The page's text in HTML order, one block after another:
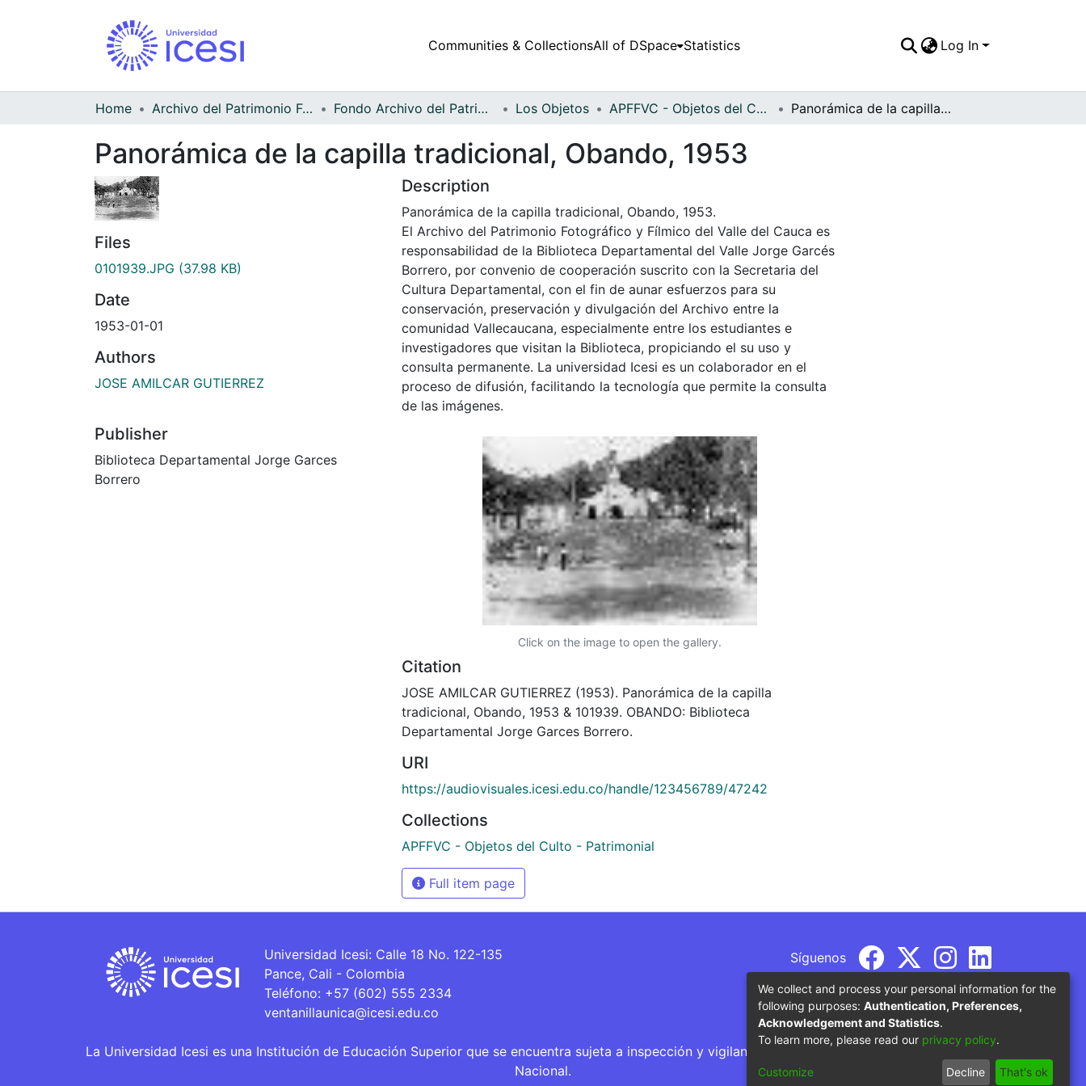
Communities & CollectionsAll of DSpace Statistics Log In
Home Archivo del Patrimonio Fotográfico y Fílmico del Valle del Cauca Fondo Archivo del Patrimonio Fotográfico y Fílmico del Valle del Cauca Los Objetos APFFVC - Objetos del Culto - Patrimonial Panorámica de la capilla tradicional, Obando, 1953
Panorámica de la capilla tradicional, Obando, 1953
Files
0101939.JPG (37.98 KB)
Date
1953-01-01
Authors
JOSE AMILCAR GUTIERREZ
Publisher
Biblioteca Departamental Jorge Garces
Borrero
Description
Panorámica de la capilla tradicional, Obando, 1953.
El Archivo del Patrimonio Fotográfico y Fílmico del Valle del Cauca es
responsabilidad de la Biblioteca Departamental del Valle Jorge Garcés
Borrero, por convenio de cooperación suscrito con la Secretaria del
Cultura Departamental, con el fin de aunar esfuerzos para su
conservación, preservación y divulgación del Archivo entre la
comunidad Vallecaucana, especialmente entre los estudiantes e
investigadores que visitan la Biblioteca, propiciando el su uso y
consulta permanente. La universidad Icesi es un colaborador en el
proceso de difusión, facilitando la tecnología que permite la consulta
de las imágenes.
Click on the image to open the gallery.
Citation
JOSE AMILCAR GUTIERREZ (1953). Panorámica de la capilla
tradicional, Obando, 1953 & 101939. OBANDO: Biblioteca
Departamental Jorge Garces Borrero.
URI
https://audiovisuales.icesi.edu.co/handle/123456789/47242
Collections
APFFVC - Objetos del Culto - Patrimonial
Full item page
Universidad Icesi: Calle 18 No. 122-135
Pance, Cali - Colombia
Teléfono: +57 (602) 555 2334
ventanillaunica@icesi.edu.co
Síguenos
La Universidad Icesi es una Institución de Educación Superior que se encuentra sujeta a inspección y vigilancia por parte del Ministerio de Educación
Nacional.
We collect and process your personal information for the
following purposes: Authentication, Preferences,
Acknowledgement and Statistics.
To learn more, please read our privacy policy.
Customize Decline That's ok